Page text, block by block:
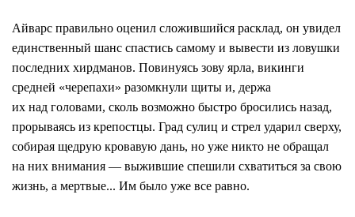
Айварс правильно оценил сложившийся расклад, он увидел
единственный шанс спастись самому и вывести из ловушки
последних хирдманов. Повинуясь зову ярла, викинги
средней «черепахи» разомкнули щиты и, держа
их над головами, сколь возможно быстро бросились назад,
прорываясь из крепостцы. Град сулиц и стрел ударил сверху,
собирая щедрую кровавую дань, но уже никто не обращал
на них внимания — выжившие спешили схватиться за свою
жизнь, а мертвые... Им было уже все равно.